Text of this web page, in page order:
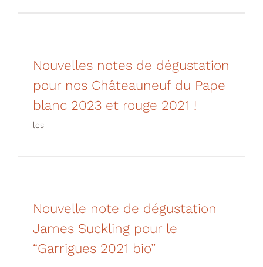
Nouvelles notes de dégustation
pour nos Châteauneuf du Pape
blanc 2023 et rouge 2021 !
les
Nouvelle note de dégustation
James Suckling pour le
“Garrigues 2021 bio”